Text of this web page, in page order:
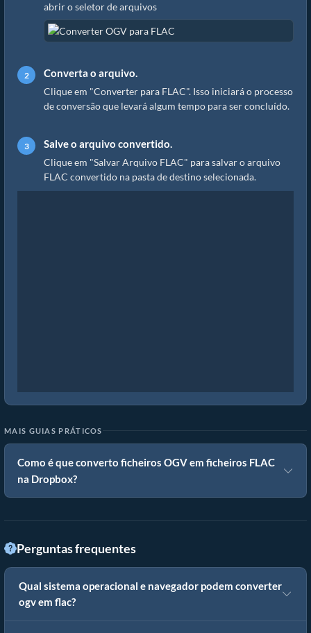
abrir o seletor de arquivos
Converta o arquivo.
Clique em "Converter para FLAC". Isso iniciará o processo
de conversão que levará algum tempo para ser concluído.
Salve o arquivo convertido.
Clique em "Salvar Arquivo FLAC" para salvar o arquivo
FLAC convertido na pasta de destino selecionada.
MAIS GUIAS PRÁTICOS
Como é que converto ficheiros OGV em ficheiros FLAC
na Dropbox?
Perguntas frequentes
Qual sistema operacional e navegador podem converter
ogv em flac?